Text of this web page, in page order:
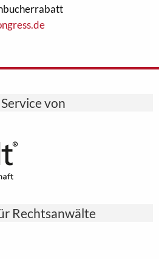
von
Rechtsanwälte